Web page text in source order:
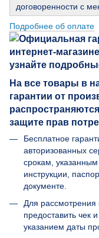
договоренности с
Подробнее об оплате
На все товары в
гарантии от
защите прав
Бесплатное
авторизованных
срокам, указанным
инструкции,
документе.
Для рассмотрения
предоставить чек
указанием даты